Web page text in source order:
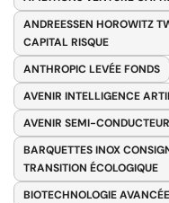
ANDREESSEN HOROWITZ
CAPITAL RISQUE
ANTHROPIC LEVÉE FONDS
AVENIR INTELLIGENCE
AVENIR SEMI-
BARQUETTES INOX
TRANSITION ÉCOLOGIQUE
BIOTECHNOLOGIE AVANCÉE